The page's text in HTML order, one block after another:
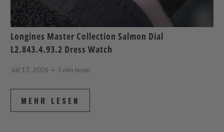
Longines Master Collection Salmon Dial
L2.843.4.93.2 Dress Watch
Juli 17, 2026 5 min lesen
MEHR LESEN